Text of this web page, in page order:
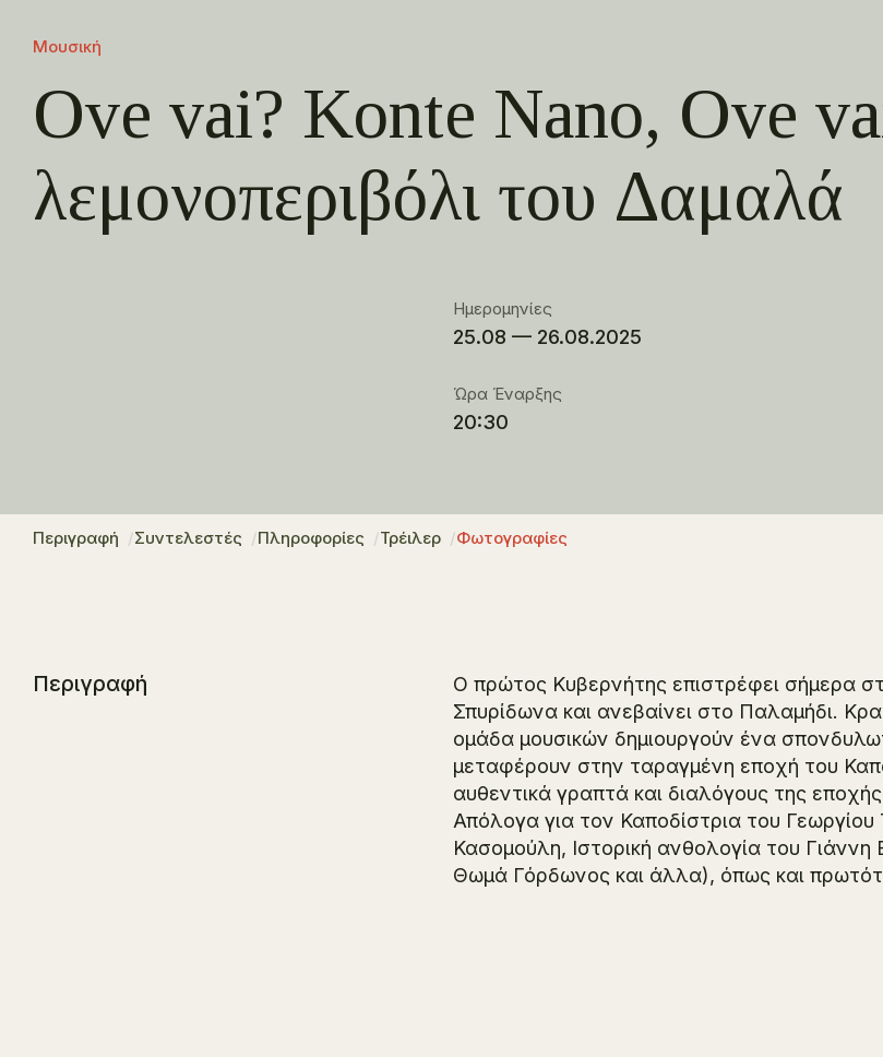
Μουσική
Ove vai? Konte Nano, Ove
λεμονοπεριβόλι του Δαμαλά
Ημερομηνίες
25.08 — 26.08.2025
Ώρα Έναρξης
20:30
Περιγραφή Συντελεστές Πληροφορίες Τρέιλερ Φωτογραφίες
Περιγραφή
Ο πρώτος Κυβερνήτης επιστρέφει σήμερα
Σπυρίδωνα και ανεβαίνει στο Παλαμήδι.
ομάδα μουσικών δημιουργούν ένα
μεταφέρουν στην ταραγμένη εποχή του
αυθεντικά γραπτά και διαλόγους της
Απόλογα για τον Καποδίστρια του Γεωργίου
Κασομούλη, Ιστορική ανθολογία του Γιάννη
Θωμά Γόρδωνος και άλλα), όπως και